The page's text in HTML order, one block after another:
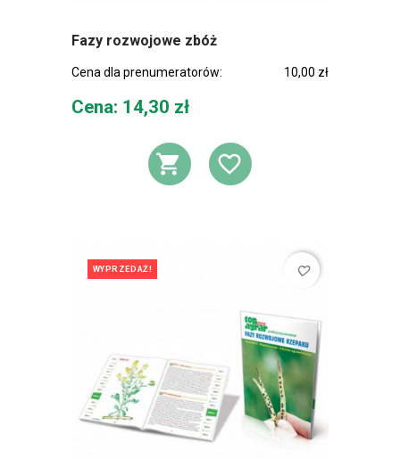
Fazy rozwojowe zbóż
Cena dla prenumeratorów: 10,00 zł
Cena
Cena: 14,30 zł
DODAJ DO
DODAJ DO
WYPRZEDAŻ! favorite_border